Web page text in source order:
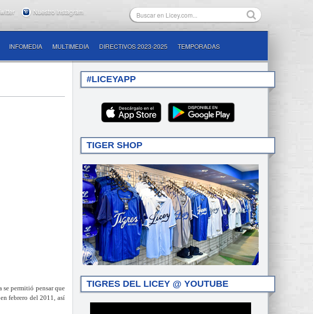
Nuestro Instagram
INFOMEDIA MULTIMEDIA DIRECTIVOS 2023-2025 TEMPORADAS
permitió pensar que
febrero del 2011, así
#LICEYAPP
TIGER SHOP
TIGRES DEL LICEY @ YOUTUBE